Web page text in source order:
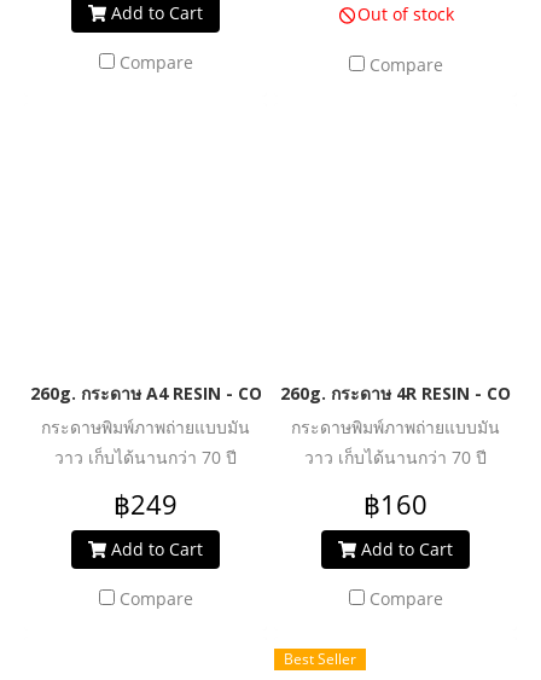
Add to Cart
Compare
Out of stock
Compare
260g. กระดาษ A4 RESIN - COATED PREMIUM HIGH GLOSSY
กระดาษพิมพ์ภาพถ่ายแบบมัน
วาว เก็บได้นานกว่า 70 ปี
นำเข้าจาก เยอรมัน
฿249
Add to Cart
Compare
260g. กระดาษ 4R RESIN -
กระดาษพิมพ์ภาพถ่ายแบบมัน
วาว เก็บได้นานกว่า 70 ปี
นำเข้าจาก เยอรมัน
฿160
Add to Cart
Compare
Best Seller